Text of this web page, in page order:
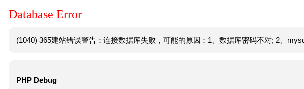
Database Error
(1040) 365建站错误警告：连接数据库失败，可能的原因：1、数据库密码不对; 2、
PHP Debug